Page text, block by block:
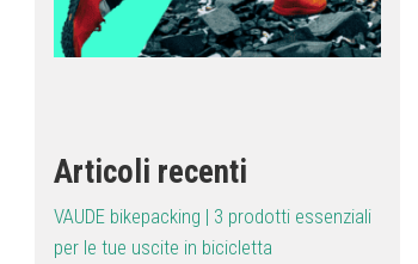
Articoli recenti
VAUDE bikepacking | 3 prodotti essenziali
per le tue uscite in bicicletta